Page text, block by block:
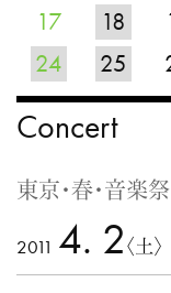
17
18
24
25
Concert
東京・春・音楽
2011 4. 2 〈